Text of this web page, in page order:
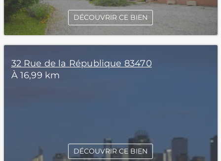
DÉCOUVRIR CE BIEN
32 Rue de la République 83470
À 16,99 km
DÉCOUVRIR CE BIEN